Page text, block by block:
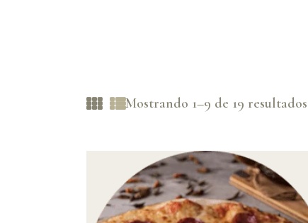
Mostrando 1–9 de 19 resultados